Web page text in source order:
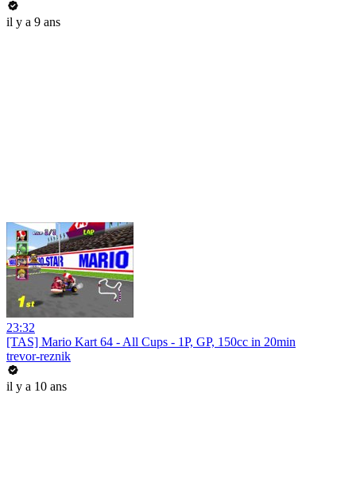
il y a 9 ans
23:32
[TAS] Mario Kart 64 - All Cups - 1P, GP, 150cc in 20min
trevor-reznik
il y a 10 ans